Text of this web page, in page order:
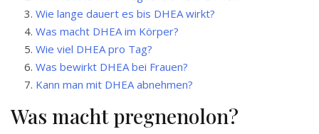
Wie lange dauert es bis DHEA wirkt?
Was macht DHEA im Körper?
Wie viel DHEA pro Tag?
Was bewirkt DHEA bei Frauen?
Kann man mit DHEA abnehmen?
Was macht pregnenolon?